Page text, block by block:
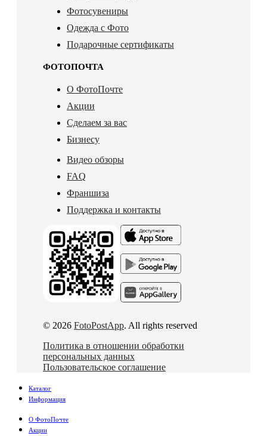
Фотосувениры
Одежда с Фото
Подарочные сертификаты
ФОТОПОЧТА
О ФотоПочте
Акции
Сделаем за вас
Бизнесу
Видео обзоры
FAQ
Франшиза
Поддержка и контакты
© 2026 FotoPostApp. All rights reserved
Политика в отношении обработки
персональных данных
Пользовательское соглашение
Каталог
Информация
О ФотоПочте
Акции